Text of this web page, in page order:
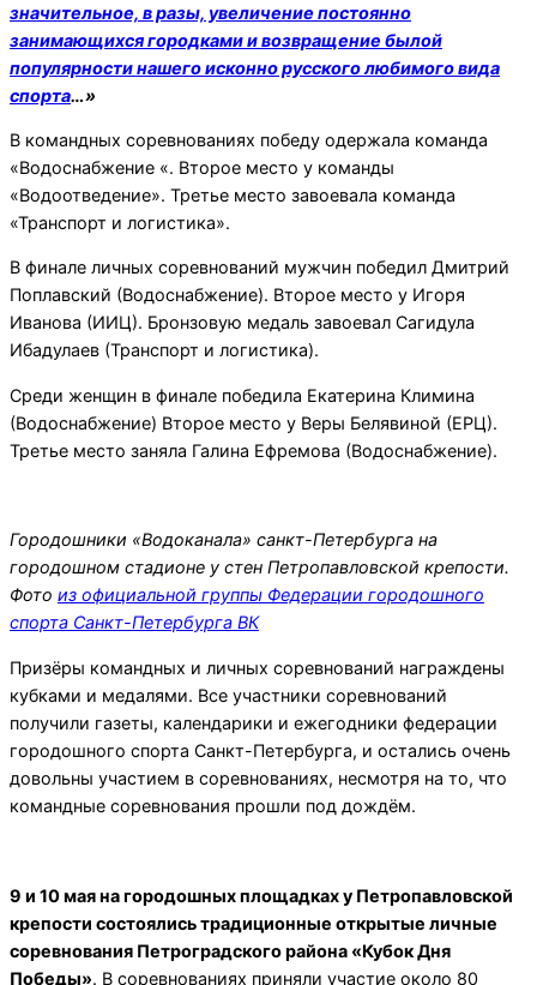
значительное, в разы, увеличение постоянно
занимающихся городками и возвращение былой
популярности нашего исконно русского любимого вида
спорта…»
В командных соревнованиях победу одержала команда
«Водоснабжение «. Второе место у команды
«Водоотведение». Третье место завоевала команда
«Транспорт и логистика».
В финале личных соревнований мужчин победил Дмитрий
Поплавский (Водоснабжение). Второе место у Игоря
Иванова (ИИЦ). Бронзовую медаль завоевал Сагидула
Ибадулаев (Транспорт и логистика).
Среди женщин в финале победила Екатерина Климина
(Водоснабжение) Второе место у Веры Белявиной (ЕРЦ).
Третье место заняла Галина Ефремова (Водоснабжение).
Городошники «Водоканала» санкт-Петербурга на
городошном стадионе у стен Петропавловской крепости.
Фото из официальной группы Федерации городошного
спорта Санкт-Петербурга ВК
Призёры командных и личных соревнований награждены
кубками и медалями. Все участники соревнований
получили газеты, календарики и ежегодники федерации
городошного спорта Санкт-Петербурга, и остались очень
довольны участием в соревнованиях, несмотря на то, что
командные соревнования прошли под дождём.
9 и 10 мая на городошных площадках у Петропавловской
крепости состоялись традиционные открытые личные
соревнования Петроградского района «Кубок Дня
Победы». В соревнованиях приняли участие около 80